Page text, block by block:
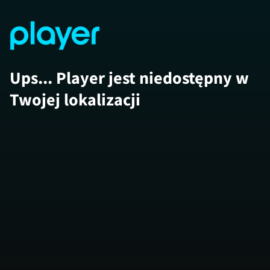
Ups... Player jest niedostępny w
Twojej lokalizacji